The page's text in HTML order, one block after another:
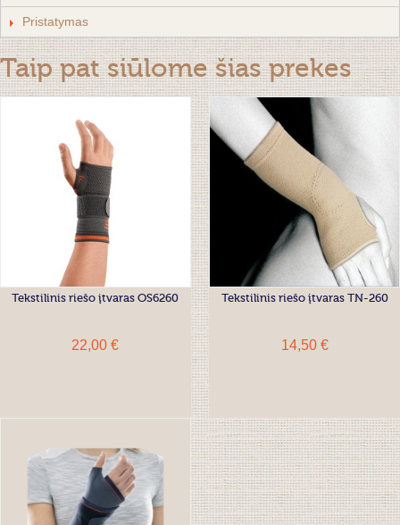
Pristatymas
Taip pat siūlome šias prekes
Tekstilinis riešo įtvaras OS6260
22,00 €
Tekstilinis riešo įtvaras TN-260
14,50 €